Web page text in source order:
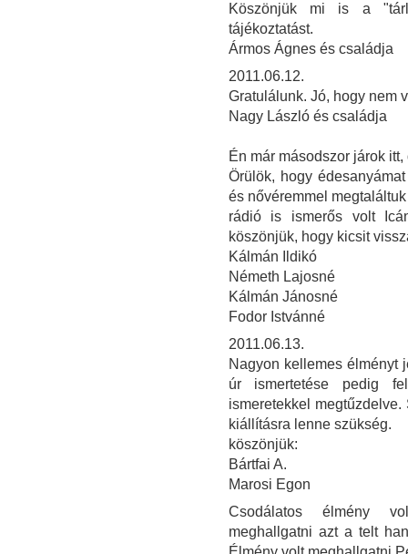
Köszönjük mi is a
tájékoztatást.
Ármos Ágnes és családja
2011.06.12.
Gratulálunk. Jó, hogy nem
Nagy László és családja
Én már másodszor járok
Örülök, hogy
és nővéremmel
rádió is ismerős volt
köszönjük, hogy kicsit
Kálmán Ildikó
Németh Lajosné
Kálmán Jánosné
Fodor Istvánné
2011.06.13.
Nagyon kellemes élményt
úr ismertetése pedig
ismeretekkel
kiállításra lenne szükség.
köszönjük:
Bártfai A.
Marosi Egon
Csodálatos élmény
meghallgatni azt a telt